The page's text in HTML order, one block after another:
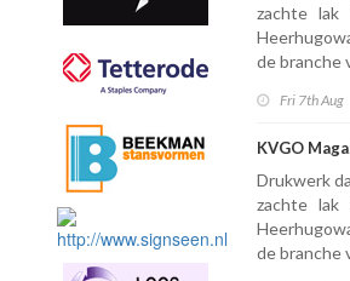
zachte lak
de branche
Fri 7th Aug
KVGO
Drukwerk
zachte lak
de branche